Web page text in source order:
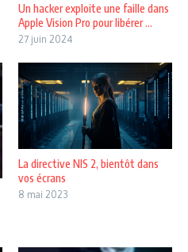
Un hacker exploite une faille dans
Apple Vision Pro pour libérer ...
27 juin 2024
La directive NIS 2, bientôt dans
vos écrans
8 mai 2023